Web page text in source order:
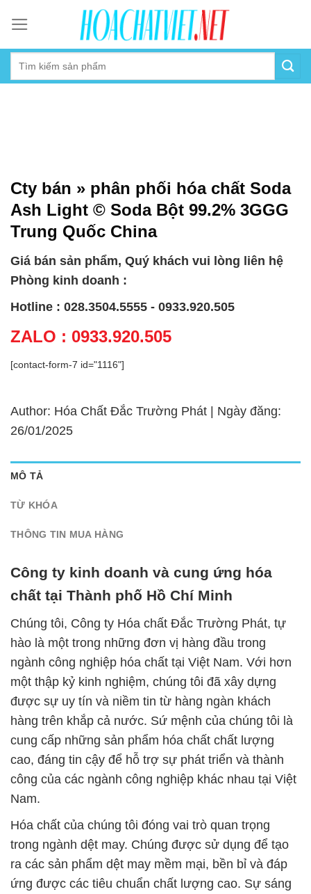
content
Cty bán » phân phối hóa chất Soda
Ash Light © Soda Bột 99.2% 3GGG
Trung Quốc China
Giá bán sản phẩm, Quý khách vui lòng liên hệ
Phòng kinh doanh :
Hotline : 028.3504.5555 - 0933.920.505
ZALO : 0933.920.505
[contact-form-7 id="1116"]
Author: Hóa Chất Đắc Trường Phát | Ngày đăng:
26/01/2025
MÔ TẢ
TỪ KHÓA
THÔNG TIN MUA HÀNG
Công ty kinh doanh và cung ứng hóa
chất tại Thành phố Hồ Chí Minh
Chúng tôi, Công ty Hóa chất Đắc Trường Phát, tự
hào là một trong những đơn vị hàng đầu trong
ngành công nghiệp hóa chất tại Việt Nam. Với hơn
một thập kỷ kinh nghiệm, chúng tôi đã xây dựng
được sự uy tín và niềm tin từ hàng ngàn khách
hàng trên khắp cả nước. Sứ mệnh của chúng tôi là
cung cấp những sản phẩm hóa chất chất lượng
cao, đáng tin cậy để hỗ trợ sự phát triển và thành
công của các ngành công nghiệp khác nhau tại Việt
Nam.
Hóa chất của chúng tôi đóng vai trò quan trọng
trong ngành dệt may. Chúng được sử dụng để tạo
ra các sản phẩm dệt may mềm mại, bền bỉ và đáp
ứng được các tiêu chuẩn chất lượng cao. Sự sáng